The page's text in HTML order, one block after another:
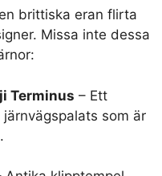
är det en metropol
20,5 miljoner
hem, medan det
. Snacka om